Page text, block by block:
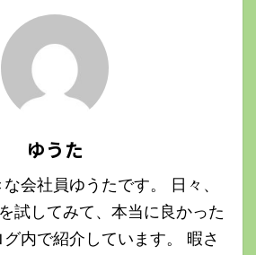
ゆうた
会社員ゆうたです。 日々、
試してみて、本当に良かった
内で紹介しています。 暇さ